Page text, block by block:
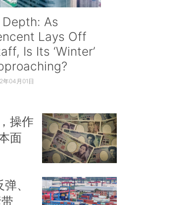
Depth: As
Lays Off
Is Its ‘Winter’
年04月01日
操作
面
、